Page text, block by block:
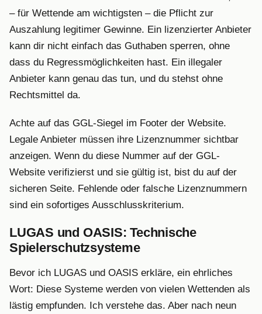
– für Wettende am wichtigsten – die Pflicht zur
Auszahlung legitimer Gewinne. Ein lizenzierter Anbieter
kann dir nicht einfach das Guthaben sperren, ohne
dass du Regressmöglichkeiten hast. Ein illegaler
Anbieter kann genau das tun, und du stehst ohne
Rechtsmittel da.
Achte auf das GGL-Siegel im Footer der Website.
Legale Anbieter müssen ihre Lizenznummer sichtbar
anzeigen. Wenn du diese Nummer auf der GGL-
Website verifizierst und sie gültig ist, bist du auf der
sicheren Seite. Fehlende oder falsche Lizenznummern
sind ein sofortiges Ausschlusskriterium.
LUGAS und OASIS: Technische
Spielerschutzsysteme
Bevor ich LUGAS und OASIS erkläre, ein ehrliches
Wort: Diese Systeme werden von vielen Wettenden als
lästig empfunden. Ich verstehe das. Aber nach neun